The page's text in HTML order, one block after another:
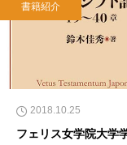
書籍紹介
2018.10.25
フェリス女学院大学